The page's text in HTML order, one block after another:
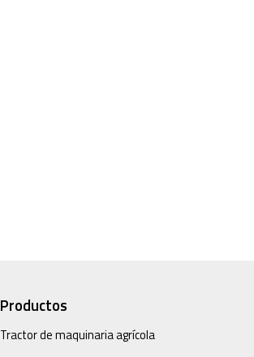
Productos
Tractor de maquinaria agrícola